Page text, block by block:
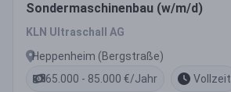
Sondermaschinenbau (w/m/d)
KLN Ultraschall AG
Heppenheim (Bergstraße)
65.000 - 85.000 €/Jahr
Vollzeit